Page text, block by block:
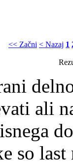
<< Začni < Nazaj 1
ali
so